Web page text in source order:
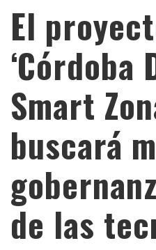
El
Smart
buscará
de las